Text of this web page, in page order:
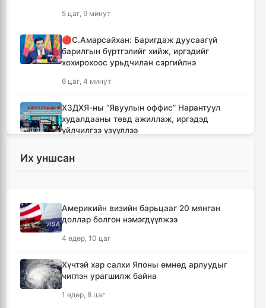
5 цаг, 9 минут
🔴С.Амарсайхан: Баригдаж дуусаагүй
барилгын бүртгэлийг хийж, иргэдийг
хохирохоос урьдчилан сэргийлнэ
6 цаг, 4 минут
ХЗДХЯ-ны “Явуулын оффис” Нарантуул
худалдааны төвд ажиллаж, иргэдэд
үйлчилгээ үзүүллээ
6 цаг, 37 минут
дамжуулалтын үеэр буудуулж амиа алджээ
7 цаг, 3 минут
амиа алдагсдын тоо 38-д хүрчээ
Их уншсан
Америкийн визийн барьцааг 20 мянган
доллар болгон нэмэгдүүлжээ
4 өдөр, 10 цаг
Хүчтэй хар салхи Японы өмнөд арлуудыг
чиглэн урагшилж байна
1 өдөр, 8 цаг